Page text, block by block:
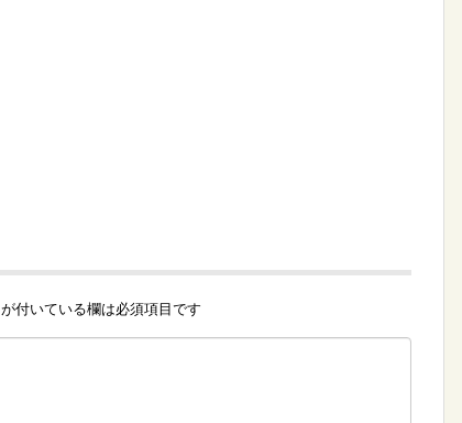
が付いている欄は必須項目です